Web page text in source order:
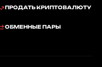
ПРОДАТЬ КРИПТОВАЛЮТУ
ОБМЕННЫЕ ПАРЫ